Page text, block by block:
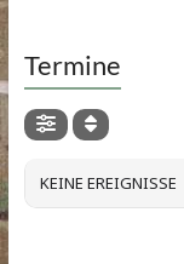
Termine
KEINE EREIGNISSE